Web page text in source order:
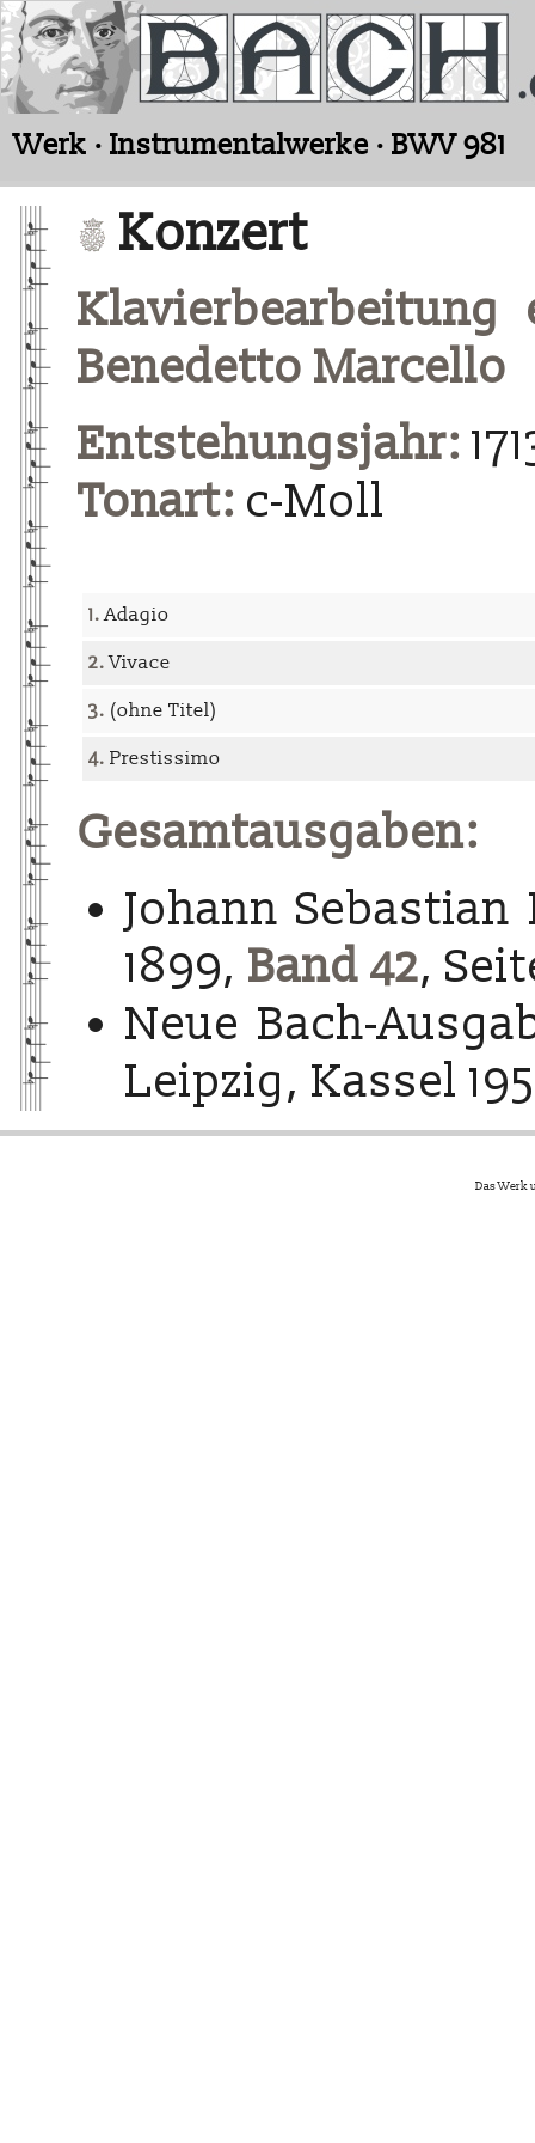
Werk · Instrumentalwerke · BWV 981
Konzert
Benedetto Marcello
Entstehungsjahr:
Tonart: c-Moll
1.Adagio
2.Vivace
3. (ohne Titel)
4. Prestissimo
Gesamtausgaben:
Johann Sebastian
1899, Band 42,
Neue Bach-
Leipzig, Kassel
Das Werk